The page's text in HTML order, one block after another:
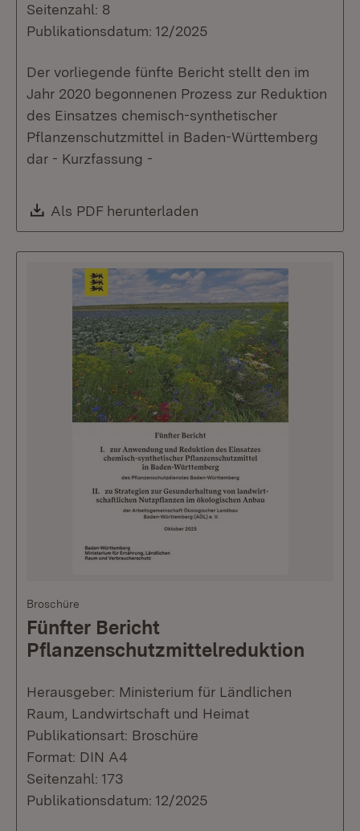
Seitenzahl: 8
Publikationsdatum: 12/2025
Der vorliegende fünfte Bericht stellt den im
Jahr 2020 begonnenen Prozess zur Reduktion
des Einsatzes chemisch-synthetischer
Pflanzenschutzmittel in Baden-Württemberg
dar - Kurzfassung -
Download:
Als PDF herunterladen
Broschüre
Fünfter Bericht
Pflanzenschutzmittelreduktion
Herausgeber: Ministerium für Ländlichen
Raum, Landwirtschaft und Heimat
Publikationsart: Broschüre
Format: DIN A4
Seitenzahl: 173
Publikationsdatum: 12/2025